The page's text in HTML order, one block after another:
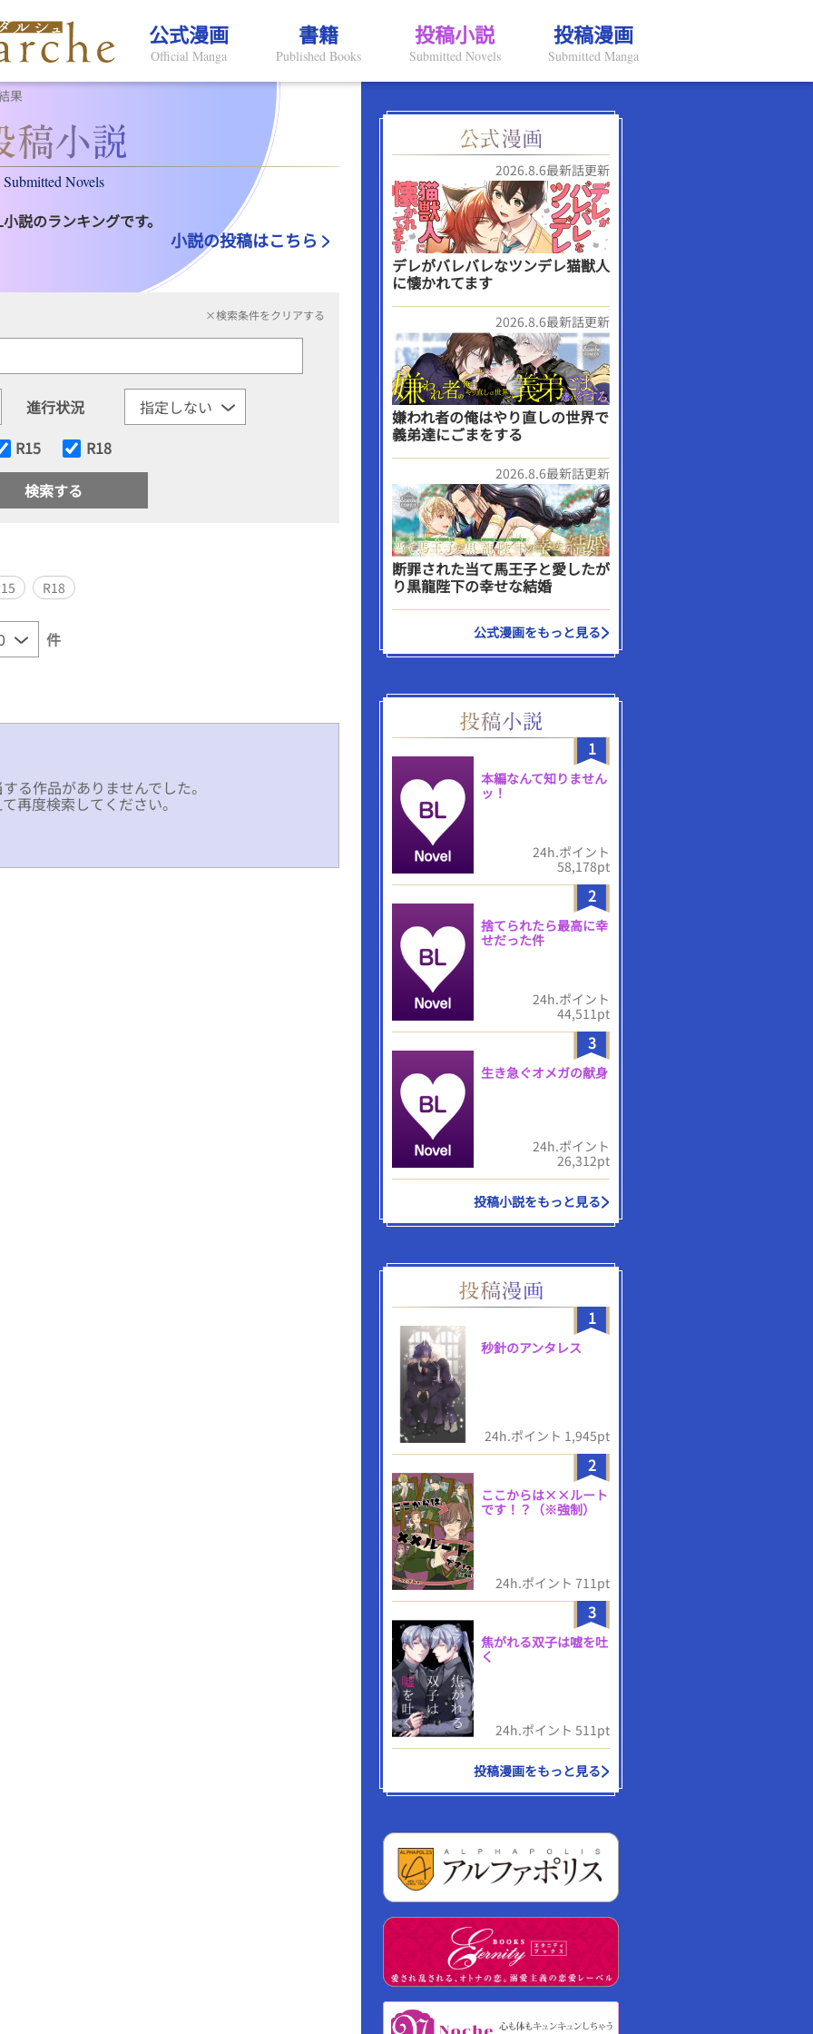
公式漫画
Official Manga
書籍
Published Books
投稿小説
Submitted Novels
投稿漫画
Submitted Manga
果
Submitted Novels
説のランキングです。
小説の投稿はこちら
×検索条件をクリアする
進行状況
R15
R18
R18
件
る作品がありませんでした。
再度検索してください。
2026.8.6最新話更新
デレがバレバレなツンデレ猫獣人
に懐かれてます
2026.8.6最新話更新
嫌われ者の俺はやり直しの世界で
義弟達にごまをする
2026.8.6最新話更新
断罪された当て馬王子と愛したが
り黒龍陛下の幸せな結婚
公式漫画をもっと見る
1
本編なんて知りません
ッ！
24h.ポイント
58,178pt
2
捨てられたら最高に幸
せだった件
24h.ポイント
44,511pt
3
生き急ぐオメガの献身
24h.ポイント
26,312pt
投稿小説をもっと見る
1
秒針のアンタレス
24h.ポイント 1,945pt
2
ここからは××ルート
です！？（※強制）
24h.ポイント 711pt
3
焦がれる双子は嘘を吐
く
24h.ポイント 511pt
投稿漫画をもっと見る